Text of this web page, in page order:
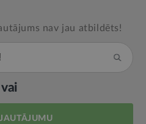
nav jau atbildēts!
vai